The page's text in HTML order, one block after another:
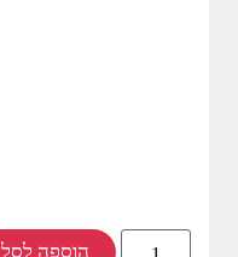
הוספה לסל